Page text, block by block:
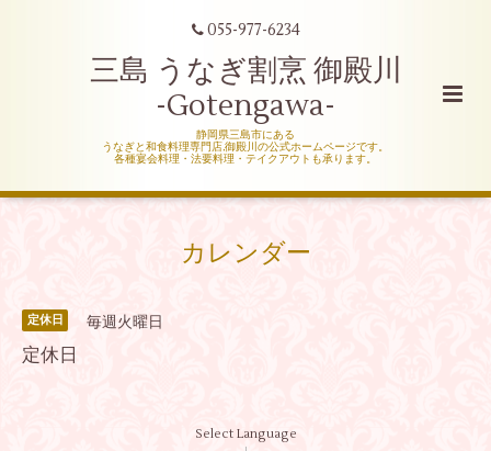
055-977-6234
三島 うなぎ割烹 御殿川
-Gotengawa-
静岡県三島市にある
うなぎと和食料理専門店,御殿川の公式ホームページです。
各種宴会料理・法要料理・テイクアウトも承ります。
カレンダー
定休日 毎週火曜日
定休日
Select Language